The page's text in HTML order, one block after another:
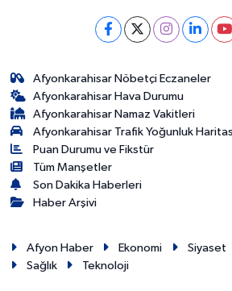
Afyonkarahisar Nöbetçi Eczaneler
Afyonkarahisar Hava Durumu
Afyonkarahisar Namaz Vakitleri
Afyonkarahisar Trafik Yoğunluk
Puan Durumu ve Fikstür
Tüm Manşetler
Son Dakika Haberleri
Haber Arşivi
Afyon Haber Ekonomi Siyaset
Sağlık
Teknoloji